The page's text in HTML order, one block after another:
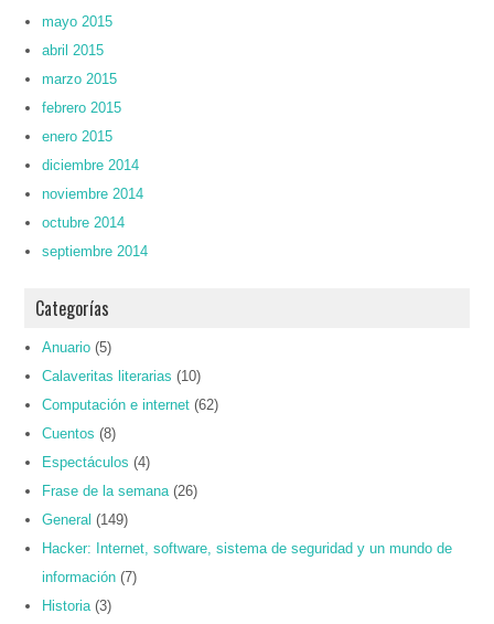
mayo 2015
abril 2015
marzo 2015
febrero 2015
enero 2015
diciembre 2014
noviembre 2014
octubre 2014
septiembre 2014
Categorías
Anuario (5)
Calaveritas literarias (10)
Computación e internet (62)
Cuentos (8)
Espectáculos (4)
Frase de la semana (26)
General (149)
Hacker: Internet, software, sistema de seguridad y un mundo de
información (7)
Historia (3)